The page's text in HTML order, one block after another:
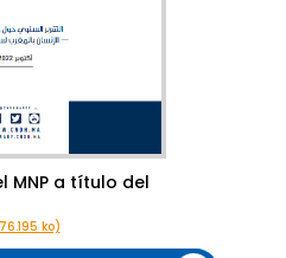
MNP a título del
ko)